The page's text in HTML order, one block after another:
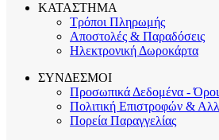
ΚΑΤΑΣΤΗΜΑ
Τρόποι Πληρωμής
Αποστολές & Παραδόσεις
Ηλεκτρονική Δωροκάρτα
ΣΥΝΔΕΣΜΟΙ
Προσωπικά Δεδομένα -
Πολιτική Επιστροφών &
Πορεία Παραγγελίας